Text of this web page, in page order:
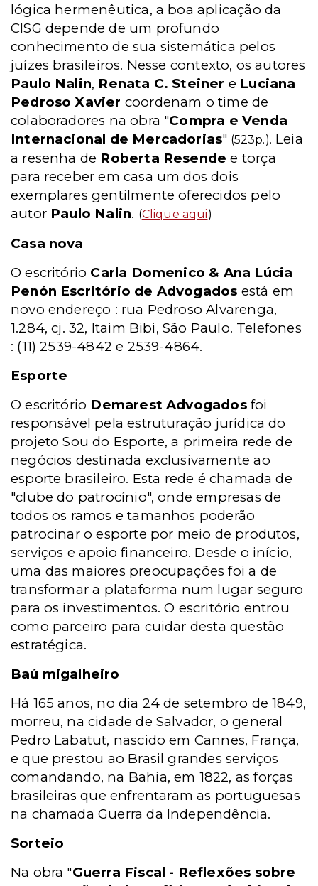
lógica hermenêutica, a boa aplicação da
CISG depende de um profundo
conhecimento de sua sistemática pelos
juízes brasileiros. Nesse contexto, os autores
Paulo Nalin, Renata C. Steiner e Luciana
Pedroso Xavier coordenam o time de
colaboradores na obra "Compra e Venda
Internacional de Mercadorias" (523p.). Leia
a resenha de Roberta Resende e torça
para receber em casa um dos dois
exemplares gentilmente oferecidos pelo
autor Paulo Nalin. (Clique aqui)
Casa nova
O escritório Carla Domenico & Ana Lúcia
Penón Escritório de Advogados está em
novo endereço : rua Pedroso Alvarenga,
1.284, cj. 32, Itaim Bibi, São Paulo. Telefones
: (11) 2539-4842 e 2539-4864.
Esporte
O escritório Demarest Advogados foi
responsável pela estruturação jurídica do
projeto Sou do Esporte, a primeira rede de
negócios destinada exclusivamente ao
esporte brasileiro. Esta rede é chamada de
"clube do patrocínio", onde empresas de
todos os ramos e tamanhos poderão
patrocinar o esporte por meio de produtos,
serviços e apoio financeiro. Desde o início,
uma das maiores preocupações foi a de
transformar a plataforma num lugar seguro
para os investimentos. O escritório entrou
como parceiro para cuidar desta questão
estratégica.
Baú migalheiro
Há 165 anos, no dia 24 de setembro de 1849,
morreu, na cidade de Salvador, o general
Pedro Labatut, nascido em Cannes, França,
e que prestou ao Brasil grandes serviços
comandando, na Bahia, em 1822, as forças
brasileiras que enfrentaram as portuguesas
na chamada Guerra da Independência.
Sorteio
Na obra "Guerra Fiscal - Reflexões sobre